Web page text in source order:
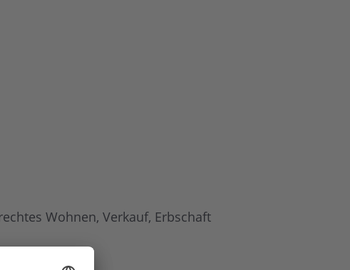
Wohnen, Verkauf, Erbschaft